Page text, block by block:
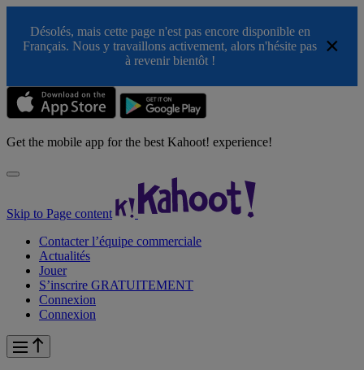
Désolés, mais cette page n'est pas encore disponible en
Français. Nous y travaillons activement, alors n'hésite pas
à revenir bientôt !
×
Get the mobile app for the best Kahoot! experience!
Skip to Page content
Contacter l’équipe commerciale
Actualités
Jouer
S’inscrire GRATUITEMENT
Connexion
Connexion